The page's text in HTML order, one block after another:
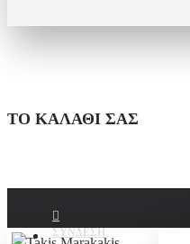
ΤΟ ΚΑΛΆΘΙ ΣΑΣ
ΣΎΝΔΕΣΗ